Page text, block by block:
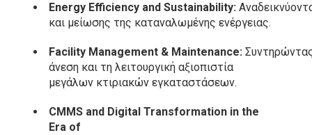
Energy Efficiency and Sustainability:
και μείωσης της καταναλωμένης ενέργειας.
Facility Management & Maintenance:
άνεση και τη λειτουργική αξιοπιστία
μεγάλων κτιριακών εγκαταστάσεων.
CMMS and Digital Transformation in the
Era of